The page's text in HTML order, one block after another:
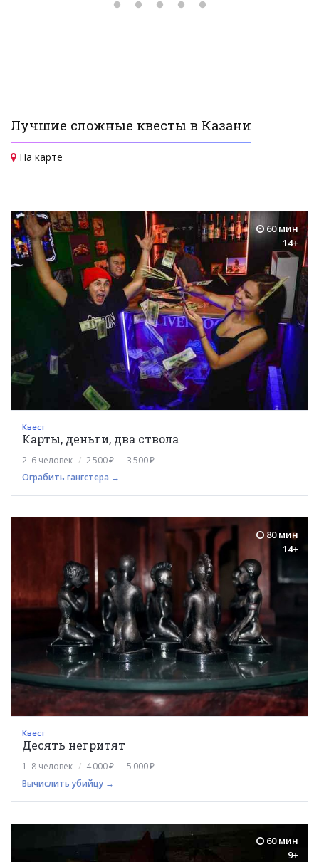
Лучшие сложные квесты в Казани
На карте
60 мин
14+
Квест
Карты, деньги, два ствола
2–6 человек
2 500 ₽ — 3 500 ₽
Ограбить гангстера →
80 мин
14+
Квест
Десять негритят
1–8 человек
4 000 ₽ — 5 000 ₽
Вычислить убийцу →
60 мин
9+